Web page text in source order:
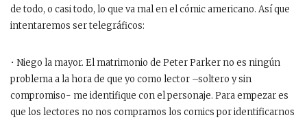
de todo, o casi todo, lo que va mal en el cómic americano. Así que
intentaremos ser telegráficos:
• Niego la mayor. El matrimonio de Peter Parker no es ningún
problema a la hora de que yo como lector –soltero y sin
compromiso- me identifique con el personaje. Para empezar es
que los lectores no nos compramos los comics por identificarnos